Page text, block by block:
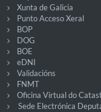
Xunta de Galicia
Punto Acceso Xeral
BOP
DOG
BOE
eDNI
Validacións
FNMT
Oficina Virtual do
Sede Electrónica